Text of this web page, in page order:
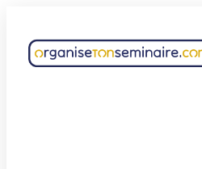
contenu